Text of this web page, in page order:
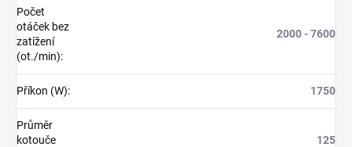
Počet
otáček bez
zatížení
(ot./min):
2000 - 7600
Příkon (W): 1750
Průměr
kotouče
125